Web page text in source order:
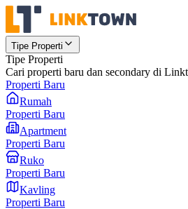
Tipe Properti
Tipe Properti
Cari properti baru dan secondary di
Properti Baru
Rumah
Properti Baru
Apartment
Properti Baru
Ruko
Properti Baru
Kavling
Properti Baru